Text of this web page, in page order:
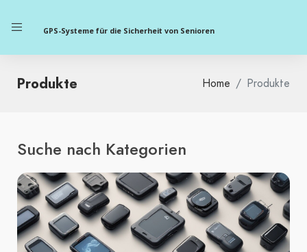
GPS-Systeme für die Sicherheit von Senioren
Produkte Home Produkte
Suche nach Kategorien